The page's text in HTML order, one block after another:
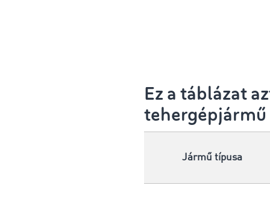
Ez a táblázat
Jármű típusa